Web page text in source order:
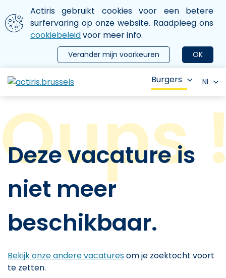
Aller au contenu principal
We gebruiken cookies
Actiris gebruikt cookies voor een betere
surfervaring op onze website. Raadpleeg ons
cookiebeleidvoor meer info.
OK
Verander mijn voorkeuren
le menu
Burgers Nl
Deze vacature is
niet meer
beschikbaar.
Bekijk onze andere vacaturesom je zoektocht voort
te zetten.